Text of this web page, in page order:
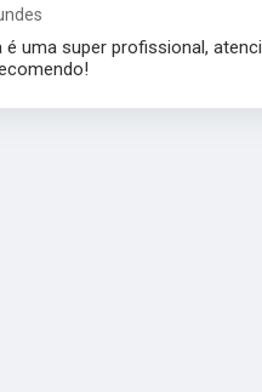
é uma super profissional,